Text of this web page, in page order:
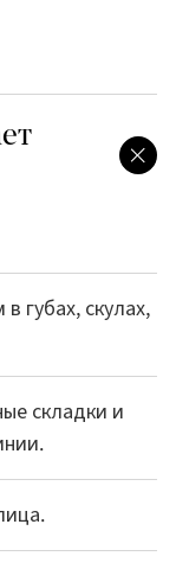
губах, скулах,
складки и